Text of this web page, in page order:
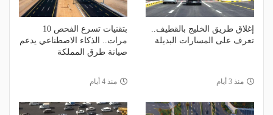
إغلاق طريق الخليج بالقطيف..
تعرف على المسارات البديلة
منذ 3 أيام
بتقنيات تسرع الفحص 10
مرات.. الذكاء الاصطناعي يدعم
صيانة طرق المملكة
منذ 4 أيام